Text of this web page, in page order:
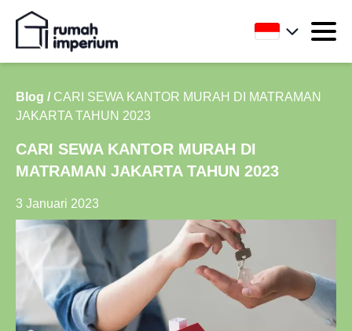
Blog / CARI SEWA KANTOR MURAH DI MATRAMAN
JAKARTA TAHUN 2023
CARI SEWA KANTOR MURAH DI
MATRAMAN JAKARTA TAHUN 2023
3 Januari 2023